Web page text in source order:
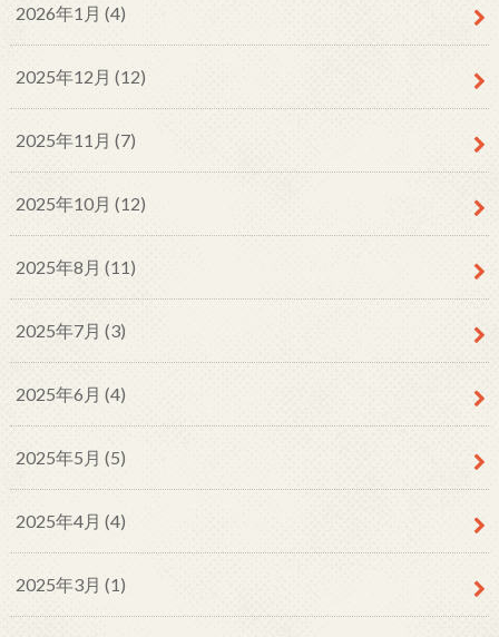
2026年1月 (4)
2025年12月 (12)
2025年11月 (7)
2025年10月 (12)
2025年8月 (11)
2025年7月 (3)
2025年6月 (4)
2025年5月 (5)
2025年4月 (4)
2025年3月 (1)